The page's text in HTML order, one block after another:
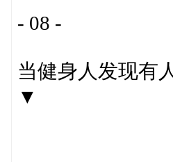
- 08 -
当健身人发现有
▼